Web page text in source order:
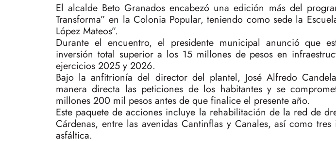
El alcalde Beto Granados encabezó una edición más del
Transforma” en la Colonia Popular, teniendo como sede la
López Mateos”.
Durante el encuentro, el presidente municipal anunció que
inversión total superior a los 15 millones de pesos en
ejercicios 2025 y 2026.
Bajo la anfitrionía del director del plantel, José Alfredo
manera directa las peticiones de los habitantes y se
millones 200 mil pesos antes de que finalice el presente año.
Este paquete de acciones incluye la rehabilitación de la red de
Cárdenas, entre las avenidas Cantinflas y Canales, así como
asfáltica.